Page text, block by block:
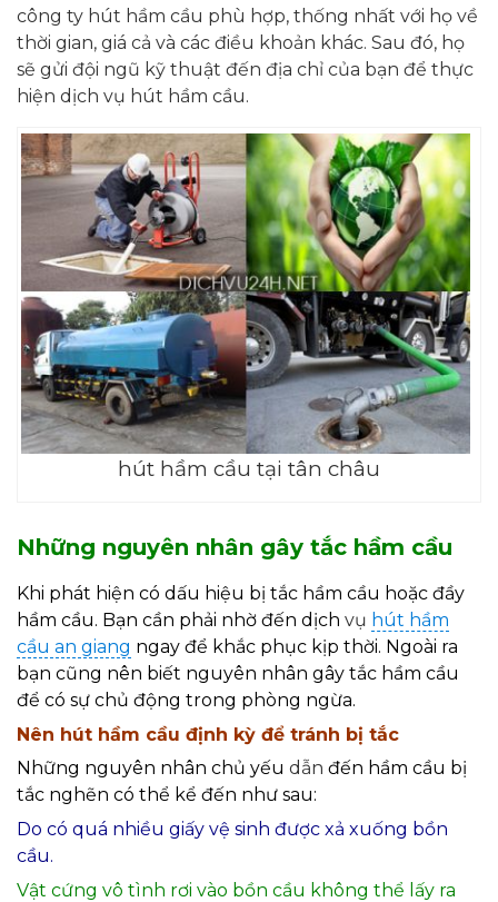
công ty hút hầm cầu phù hợp, thống nhất với họ về
thời gian, giá cả và các điều khoản khác. Sau đó, họ
sẽ gửi đội ngũ kỹ thuật đến địa chỉ của bạn để thực
hiện dịch vụ hút hầm cầu.
hút hầm cầu tại tân châu
Những nguyên nhân gây tắc hầm cầu
Khi phát hiện có dấu hiệu bị tắc hầm cầu hoặc đầy
hầm cầu. Bạn cần phải nhờ đến dịch vụ hút hầm
cầu an giang ngay để khắc phục kịp thời. Ngoài ra
bạn cũng nên biết nguyên nhân gây tắc hầm cầu
để có sự chủ động trong phòng ngừa.
Nên hút hầm cầu định kỳ để tránh bị tắc
Những nguyên nhân chủ yếu dẫn đến hầm cầu bị
tắc nghẽn có thể kể đến như sau:
Do có quá nhiều giấy vệ sinh được xả xuống bồn
cầu.
Vật cứng vô tình rơi vào bồn cầu không thể lấy ra